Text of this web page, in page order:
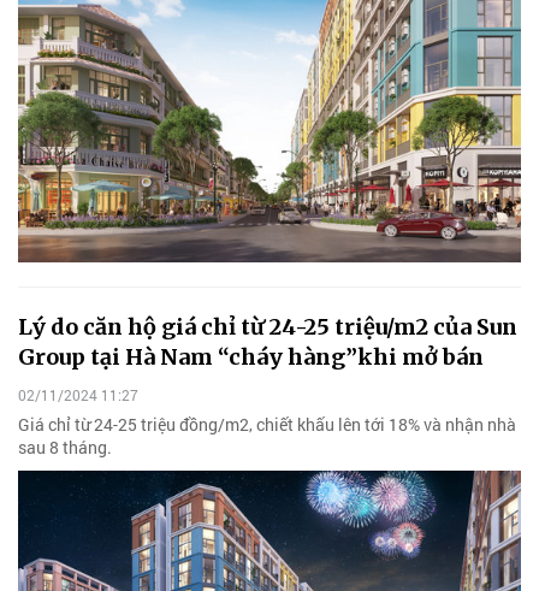
Lý do căn hộ giá chỉ từ 24-25 triệu/m2 của Sun
Group tại Hà Nam “cháy hàng”khi mở bán
02/11/2024 11:27
Giá chỉ từ 24-25 triệu đồng/m2, chiết khấu lên tới 18% và nhận nhà
sau 8 tháng.